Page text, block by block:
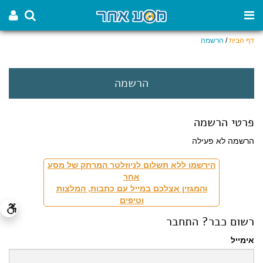
דף הבית/ הרשמה
הרשמה
פרטי הרשמה
הרשמה לא פעילה
הירשמו ללא תשלום לניוזלטר המרתק של מסע
אחר
והמגזין אצלכם במייל עם כתבות, המלצות
וטיפים
רשום כבר? התחבר
אימייל